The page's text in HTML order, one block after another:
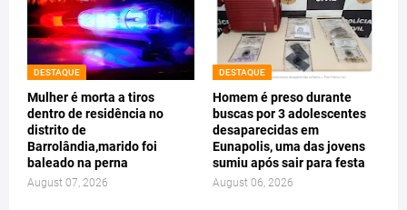
DESTAQUE
Mulher é morta a tiros
dentro de residência no
distrito de
Barrolândia,marido foi
baleado na perna
August 07, 2026
DESTAQUE
Homem é preso durante
buscas por 3 adolescentes
desaparecidas em
Eunapolis, uma das jovens
sumiu após sair para festa
August 06, 2026